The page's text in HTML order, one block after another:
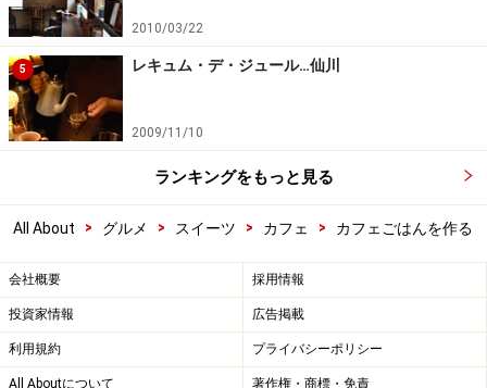
2010/03/22
5 レキュム・デ・ジュール…仙川
2009/11/10
ランキングをもっと見る
All About > グルメ > スイーツ > カフェ > カフェごはんを作る
会社概要 採用情報
投資家情報 広告掲載
利用規約 プライバシーポリシー
All Aboutについて 著作権・商標・免責